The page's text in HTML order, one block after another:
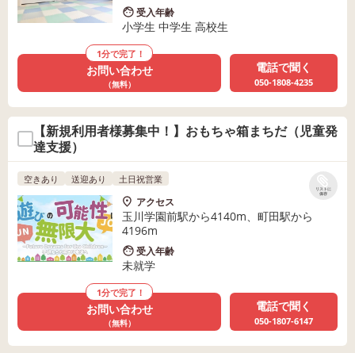
受入年齢
小学生 中学生 高校生
1分で完了！
お問い合わせ
（無料）
電話で聞く
050-1808-4235
【新規利用者様募集中！】おもちゃ箱まちだ（児童発
達支援）
リストに
保存
空きあり 送迎あり 土日祝営業
アクセス
玉川学園前駅から4140m、町田駅から
4196m
受入年齢
未就学
1分で完了！
お問い合わせ
（無料）
電話で聞く
050-1807-6147